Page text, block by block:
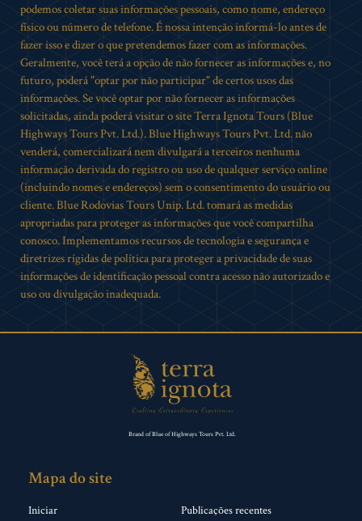
podemos coletar suas informações pessoais, como nome, endereço
físico ou número de telefone. É nossa intenção informá-lo antes de
fazer isso e dizer o que pretendemos fazer com as informações.
Geralmente, você terá a opção de não fornecer as informações e, no
futuro, poderá "optar por não participar" de certos usos das
informações. Se você optar por não fornecer as informações
solicitadas, ainda poderá visitar o site Terra Ignota Tours (Blue
Highways Tours Pvt. Ltd.). Blue Highways Tours Pvt. Ltd. não
venderá, comercializará nem divulgará a terceiros nenhuma
informação derivada do registro ou uso de qualquer serviço online
(incluindo nomes e endereços) sem o consentimento do usuário ou
cliente. Blue Rodovias Tours Unip. Ltd. tomará as medidas
apropriadas para proteger as informações que você compartilha
conosco. Implementamos recursos de tecnologia e segurança e
diretrizes rígidas de política para proteger a privacidade de suas
informações de identificação pessoal contra acesso não autorizado e
uso ou divulgação inadequada.
Brand of Blue of Highways Tours Pvt. Ltd.
Mapa do site
Iniciar
Publicações recentes